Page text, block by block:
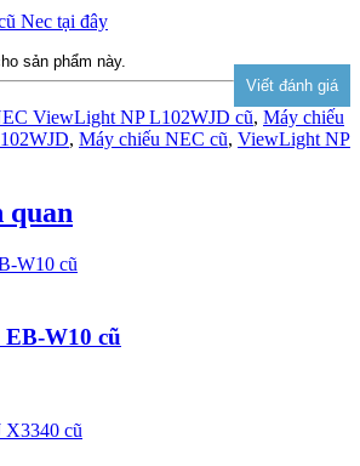
Nec tại đây
sản phẩm này.
ViewLight NP L102WJD cũ, Máy chiếu
, Máy chiếu NEC cũ, ViewLight NP
quan
W10 cũ